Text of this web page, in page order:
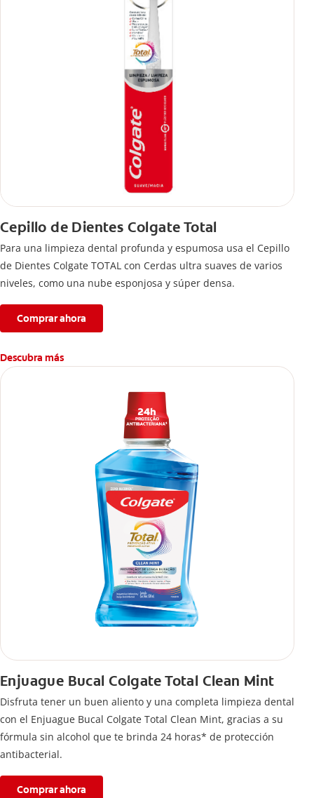
Cepillo de Dientes Colgate Total
Para una limpieza dental profunda y espumosa usa el Cepillo
de Dientes Colgate TOTAL con Cerdas ultra suaves de varios
niveles, como una nube esponjosa y súper densa.
Comprar ahora
Descubra más
Enjuague Bucal Colgate Total Clean Mint
Disfruta tener un buen aliento y una completa limpieza dental
con el Enjuague Bucal Colgate Total Clean Mint, gracias a su
fórmula sin alcohol que te brinda 24 horas* de protección
antibacterial.
Comprar ahora